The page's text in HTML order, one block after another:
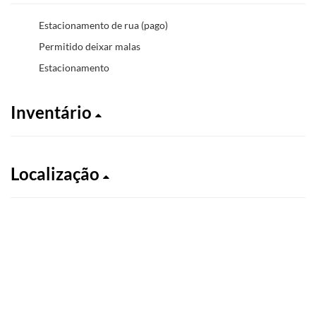
Estacionamento de rua (pago)
Permitido deixar malas
Estacionamento
Inventário
Localização